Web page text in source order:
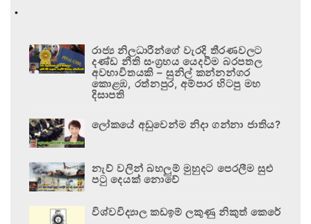
.
රාජ්‍ය නිලධාරීන්ගේ වැරදි තීරණවලට
දණ්ඩ නීති සංග්‍රහය යෙදවීම බරපතල
අවභාවිතයකි – සුනිල් කන්නන්ගර
කොළඹ, රත්නපුර, අම්පාර හිටපු මහ
දිසාපති
ලෝකයේ අඩුවෙන්ම නිදා ගන්නා ජාතිය?
නැව් වලින් බහලුම් මුහුදට පෙරලීම සුළු
පටු දෙයක් නොවේ
විශ්වවිද්‍යාල කඩඉම් ලකුණු නිකුත් කෙරේ